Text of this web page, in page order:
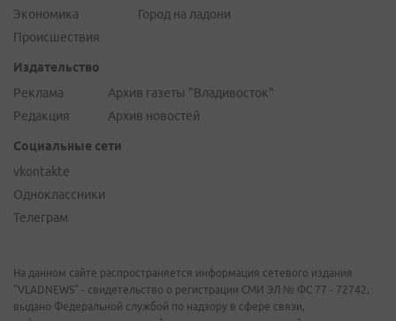
Экономика
Происшествия
Город на ладони
Издательство
Реклама
Редакция
Архив газеты "Владивосток"
Архив новостей
Социальные сети
vkontakte
Одноклассники
Телеграм
На данном сайте распространяется информация сетевого издания
"VLADNEWS" - свидетельство о регистрации СМИ ЭЛ № ФС 77 - 72742,
выдано Федеральной службой по надзору в сфере связи,